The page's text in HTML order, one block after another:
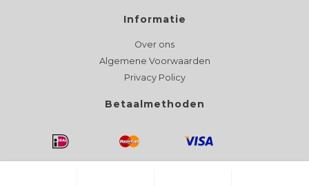
Informatie
Over ons
Algemene Voorwaarden
Privacy Policy
Betaalmethoden